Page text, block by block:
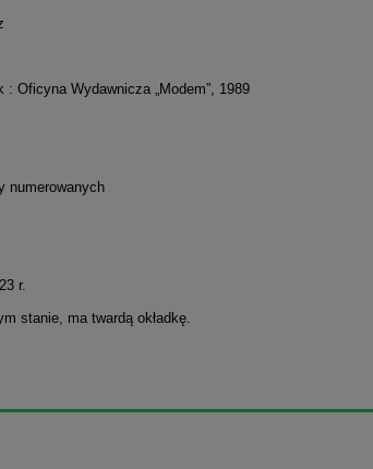
Oficyna Wydawnicza „Modem”, 1989
numerowanych
r.
stanie, ma twardą okładkę.